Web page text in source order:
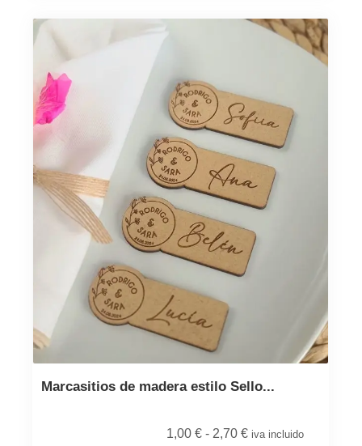
Marcasitios de madera estilo Sello...
1,00 € - 2,70 € iva incluido